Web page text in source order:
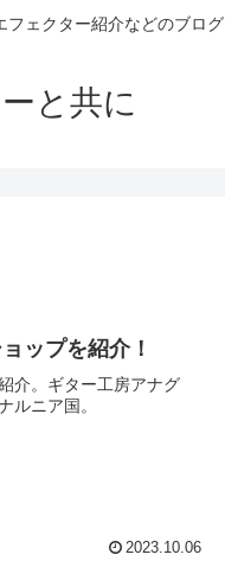
フェクター紹介などのブログ
と共に
ップを紹介！
介。ギター工房アナグ
ルニア国。
2023.10.06